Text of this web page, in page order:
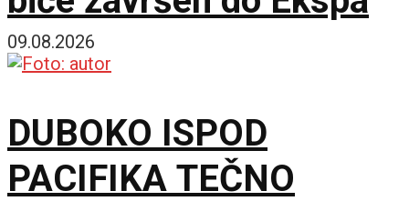
09.08.2026
DUBOKO ISPOD
PACIFIKA TEČNO